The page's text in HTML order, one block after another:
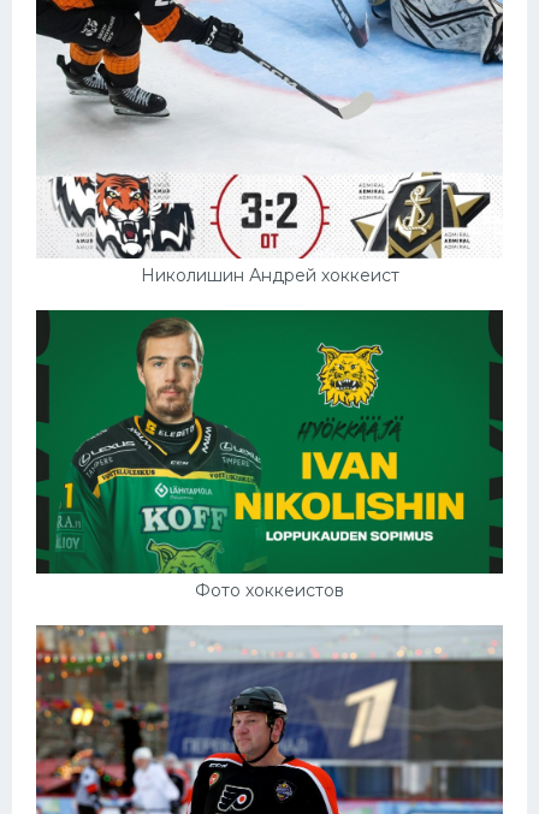
Николишин Андрей хоккеист
Фото хоккеистов